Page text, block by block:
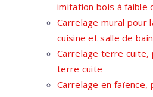
imitation bois à faible
Carrelage mural pour
cuisine et salle de
Carrelage terre cuite,
terre cuite
Carrelage en faïence,